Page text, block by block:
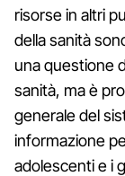
risorse in altri
della sanità
una questione
sanità, ma è
generale del
informazione
adolescenti e i